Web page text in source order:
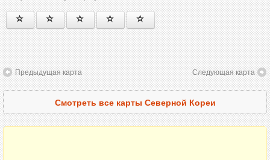
Предыдущая карта Следующая карта
Смотреть все карты Северной Кореи